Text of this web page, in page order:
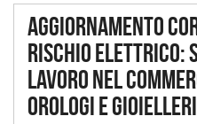
Aggiornamento
rischio elettrico:
lavoro nel
orologi e